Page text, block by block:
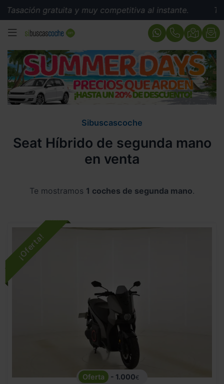
gratuita y muy competitiva al instante.
MENÚ
Sibuscascoche
Seat Híbrido de segunda mano
en venta
Te mostramos 1 coches de segunda mano.
- 1.000€